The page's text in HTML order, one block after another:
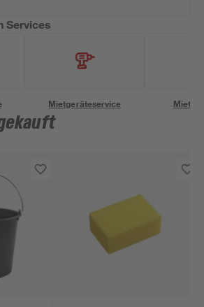
Services
Mietgeräteservice